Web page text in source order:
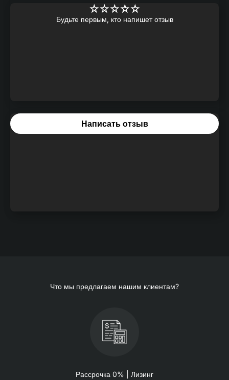
Будьте первым, кто напишет отзыв
Написать отзыв
Что мы предлагаем нашим клиентам?
Рассрочка 0% | Лизинг